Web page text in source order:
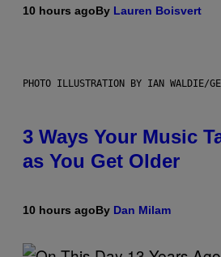
10 hours agoBy Lauren Boisvert
PHOTO ILLUSTRATION BY IAN WALDIE/
3 Ways Your Music
as You Get Older
10 hours agoBy Dan Milam